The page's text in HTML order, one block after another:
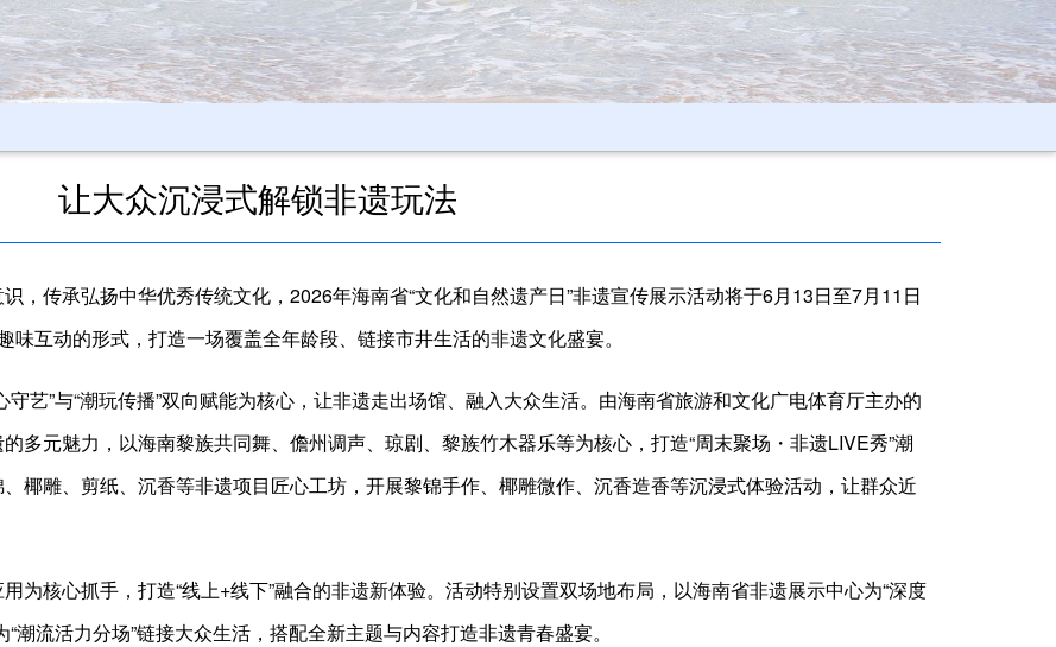
让大众沉浸式解锁非遗玩法
，传承弘扬中华优秀传统文化，2026年海南省“文化和自然遗产日”非遗宣传展示活动将于6月13日至7月11日
互动的形式，打造一场覆盖全年龄段、链接市井生活的非遗文化盛宴。
艺”与“潮玩传播”双向赋能为核心，让非遗走出场馆、融入大众生活。由海南省旅游和文化广电体育厅主办的
多元魅力，以海南黎族共同舞、儋州调声、琼剧、黎族竹木器乐等为核心，打造“周末聚场・非遗LIVE秀”潮
椰雕、剪纸、沉香等非遗项目匠心工坊，开展黎锦手作、椰雕微作、沉香造香等沉浸式体验活动，让群众近
为核心抓手，打造“线上+线下”融合的非遗新体验。活动特别设置双场地布局，以海南省非遗展示中心为“深度
流活力分场”链接大众生活，搭配全新主题与内容打造非遗青春盛宴。